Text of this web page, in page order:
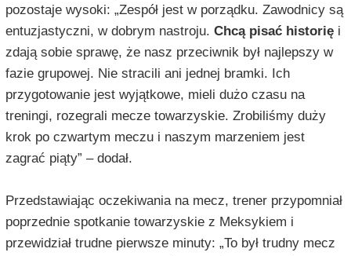
pozostaje wysoki: „Zespół jest w porządku. Zawodnicy są
entuzjastyczni, w dobrym nastroju. Chcą pisać historięi
zdają sobie sprawę, że nasz przeciwnik był najlepszy w
fazie grupowej. Nie stracili ani jednej bramki. Ich
przygotowanie jest wyjątkowe, mieli dużo czasu na
treningi, rozegrali mecze towarzyskie. Zrobiliśmy duży
krok po czwartym meczu i naszym marzeniem jest
zagrać piąty” – dodał.
Przedstawiając oczekiwania na mecz, trener przypomniał
poprzednie spotkanie towarzyskie z Meksykiem i
przewidział trudne pierwsze minuty: „To był trudny mecz